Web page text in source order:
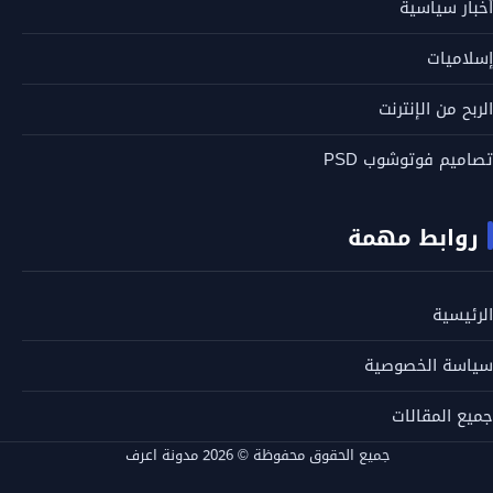
أخبار سياسية
إسلاميات
الربح من الإنترنت
تصاميم فوتوشوب PSD
روابط مهمة
الرئيسية
سياسة الخصوصية
جميع المقالات
جميع الحقوق محفوظة © 2026 مدونة اعرف